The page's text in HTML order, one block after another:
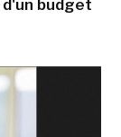
budget